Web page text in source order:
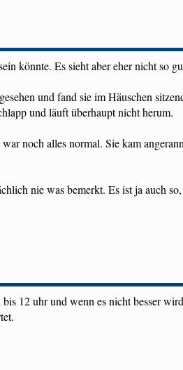
könnte. Es sieht aber eher nicht so
und fand sie im Häuschen
und läuft überhaupt nicht herum.
noch alles normal. Sie kam
nie was bemerkt. Es ist ja auch
12 uhr und wenn es nicht besser